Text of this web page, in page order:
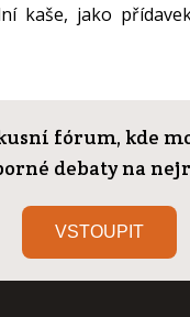
kaše, jako
fórum, kde
debaty na
VSTOUPIT